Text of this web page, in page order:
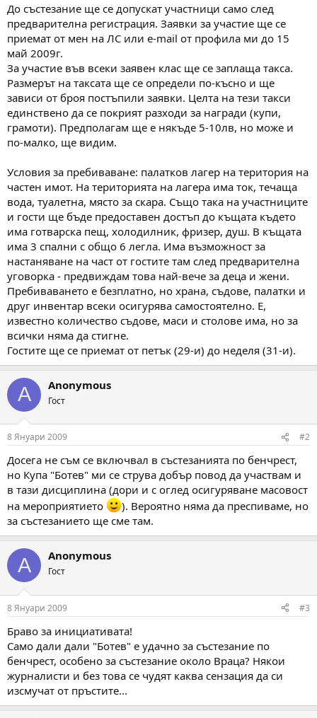
До състезание ще се допускат участници само след
предварителна регистрация. Заявки за участие ще се
приемат от мен на ЛС или e-mail от профила ми до 15
май 2009г.
За участие във всеки заявен клас ще се заплаща такса.
Размерът на таксата ще се определи по-късно и ще
зависи от броя постъпили заявки. Целта на тези такси
единствено да се покрият разходи за награди (купи,
грамоти). Предполагам ще е някъде 5-10лв, но може и
по-малко, ще видим.
Условия за пребиваване: палатков лагер на територия на
частен имот. На територията на лагера има ток, течаща
вода, туалетна, място за скара. Също така на участниците
и гости ще бъде предоставен достъп до къщата където
има готварска пещ, холодилник, фризер, душ. В къщата
има 3 спални с общо 6 легла. Има възможност за
настаняване на част от гостите там след предварителна
уговорка - предвиждам това най-вече за деца и жени.
Пребиваването е безплатно, но храна, съдове, палатки и
друг инвентар всеки осигурява самостоятелно. Е,
известно количество съдове, маси и столове има, но за
всички няма да стигне.
Гостите ще се приемат от петък (29-и) до неделя (31-и).
A Anonymous
Гост
8 Януари 2009 #2
Досега не съм се включвал в състезанията по бенчрест,
но Купа "Ботев" ми се струва добър повод да участвам и
в тази дисциплина (дори и с оглед осигуряване масовост
на мероприятието
). Вероятно няма да преспиваме, но
за състезанието ще сме там.
A Anonymous
Гост
8 Януари 2009 #3
Браво за инициативата!
Само дали дали "Ботев" е удачно за състезание по
бенчрест, особено за състезание около Враца? Някои
журналисти и без това се чудят каква сензация да си
изсмучат от пръстите...